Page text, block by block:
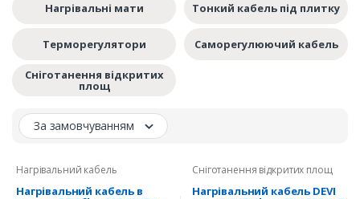
Нагрівальні мати Тонкий кабель під плитку
Терморегулятори Саморегулюючий кабель
Сніготанення відкритих
площ
За замовчуванням
Нагрівальний кабель
Нагрівальний кабель в
Сніготанення відкритих площ
Нагрівальний кабель DEVI